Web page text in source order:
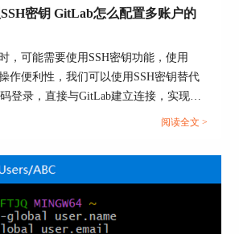
登录GitLab，注意是管理员账
心-用户】界面，找到root用户，
管理员用户做演示。
图4：编辑用户
密钥 GitLab怎么配置多账户的
，可能需要使用SSH密钥功能，使用
作便利性，我们可以使用SSH密钥替代
登录，直接与GitLab建立连接，实现代
，无需频繁输入密码，提升工作效率。
的相关内容。...
阅读全文 >